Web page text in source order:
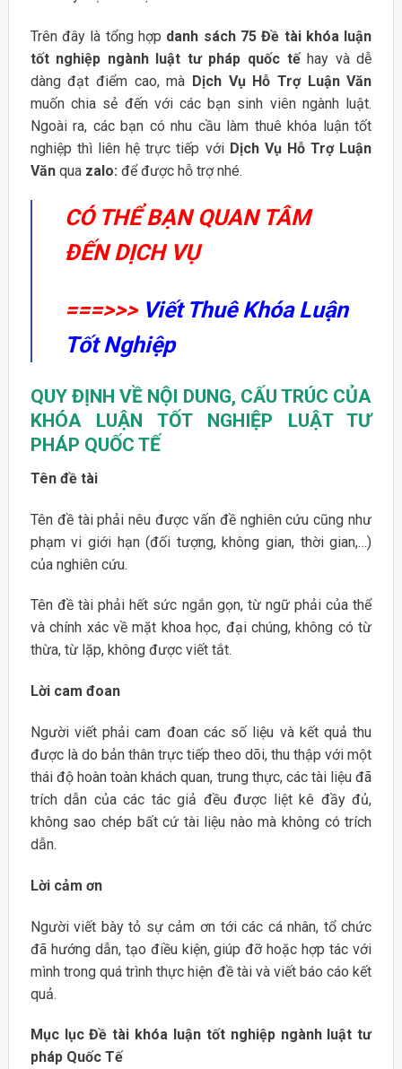
Trên đây là tổng hợp danh sách 75 Đề tài khóa luận
tốt nghiệp ngành luật tư pháp quốc tếhay và dễ
dàng đạt điểm cao, mà Dịch Vụ Hỗ Trợ Luận Văn
muốn chia sẻ đến với các bạn sinh viên ngành luật.
Ngoài ra, các bạn có nhu cầu làm thuê khóa luận tốt
nghiệp thì liên hệ trực tiếp với Dịch Vụ Hỗ Trợ Luận
Vănqua zalo: để được hỗ trợ nhé.
CÓ THỂ BẠN QUAN TÂM
ĐẾN DỊCH VỤ
===>>> Viết Thuê Khóa Luận
Tốt Nghiệp
QUY ĐỊNH VỀ NỘI DUNG, CẤU TRÚC CỦA
KHÓA LUẬN TỐT NGHIỆP LUẬT TƯ
PHÁP QUỐC TẾ
Tên đề tài
Tên đề tài phải nêu được vấn đề nghiên cứu cũng như
phạm vi giới hạn (đối tượng, không gian, thời gian,…)
của nghiên cứu.
Tên đề tài phải hết sức ngắn gọn, từ ngữ phải của thể
và chính xác về mặt khoa học, đại chúng, không có từ
thừa, từ lặp, không được viết tắt.
Lời cam đoan
Người viết phải cam đoan các số liệu và kết quả thu
được là do bản thân trực tiếp theo dõi, thu thập với một
thái độ hoàn toàn khách quan, trung thực, các tài liệu đã
trích dẫn của các tác giả đều được liệt kê đầy đủ,
không sao chép bất cứ tài liệu nào mà không có trích
dẫn.
Lời cảm ơn
Người viết bày tỏ sự cảm ơn tới các cá nhân, tổ chức
đã hướng dẫn, tạo điều kiện, giúp đỡ hoặc hợp tác với
mình trong quá trình thực hiện đề tài và viết báo cáo kết
quả.
Mục lục Đề tài khóa luận tốt nghiệp ngành luật tư
pháp Quốc Tế